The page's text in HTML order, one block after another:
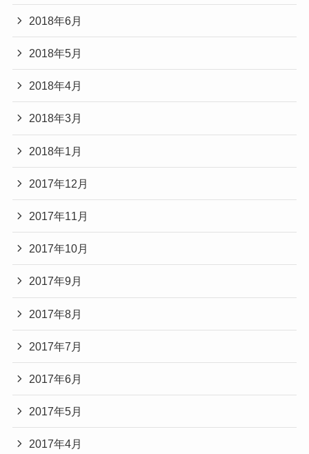
2018年6月
2018年5月
2018年4月
2018年3月
2018年1月
2017年12月
2017年11月
2017年10月
2017年9月
2017年8月
2017年7月
2017年6月
2017年5月
2017年4月